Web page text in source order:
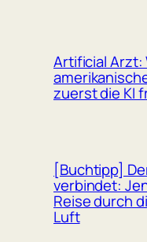
Artificial Arzt:
zuerst die KI
[Buchtipp]
verbindet:
Reise durch
Luft